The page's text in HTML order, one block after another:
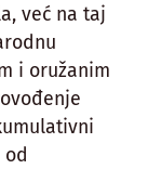
već na taj
i oružanim